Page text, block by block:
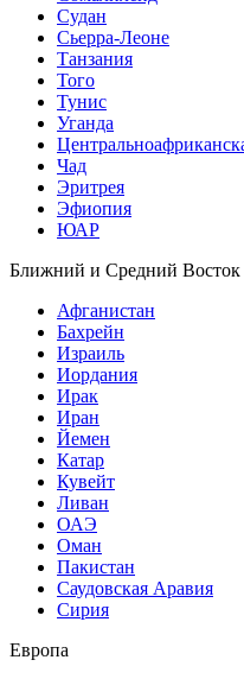
Судан
Сьерра-Леоне
Танзания
Того
Тунис
Уганда
Чад
Эритрея
Эфиопия
ЮАР
Ближний и Средний Восток
Афганистан
Бахрейн
Израиль
Иордания
Ирак
Иран
Йемен
Катар
Кувейт
Ливан
ОАЭ
Оман
Пакистан
Саудовская Аравия
Сирия
Европа